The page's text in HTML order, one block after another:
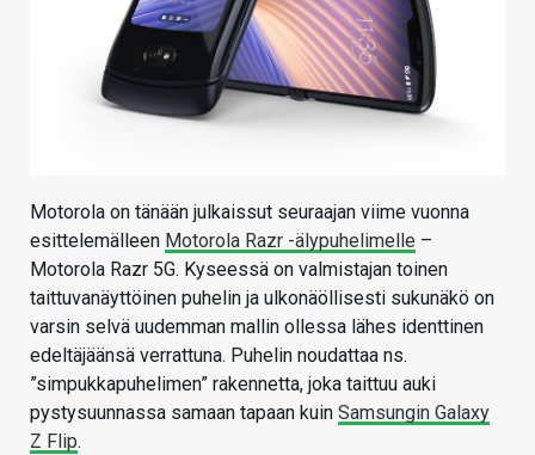
Motorola on tänään julkaissut seuraajan viime vuonna
esittelemälleen Motorola Razr -älypuhelimelle –
Motorola Razr 5G. Kyseessä on valmistajan toinen
taittuvanäyttöinen puhelin ja ulkonäöllisesti sukunäkö on
varsin selvä uudemman mallin ollessa lähes identtinen
edeltäjäänsä verrattuna. Puhelin noudattaa ns.
”simpukkapuhelimen” rakennetta, joka taittuu auki
pystysuunnassa samaan tapaan kuin Samsungin Galaxy
Z Flip.